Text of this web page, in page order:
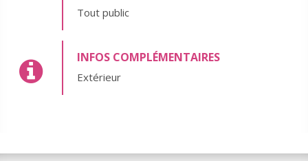
Tout public
INFOS COMPLÉMENTAIRES
Extérieur